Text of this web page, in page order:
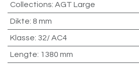
Collections: AGT Large
Dikte: 8 mm
Klasse: 32/ AC4
Lengte: 1380 mm